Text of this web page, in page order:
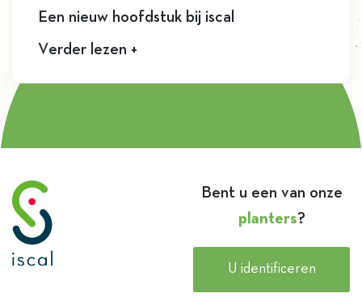
Een nieuw hoofdstuk bij iscal
Verder lezen +
Bent u een van onze
planters?
U identificeren